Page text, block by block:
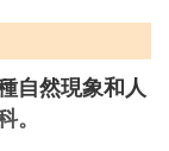
自然現象和人